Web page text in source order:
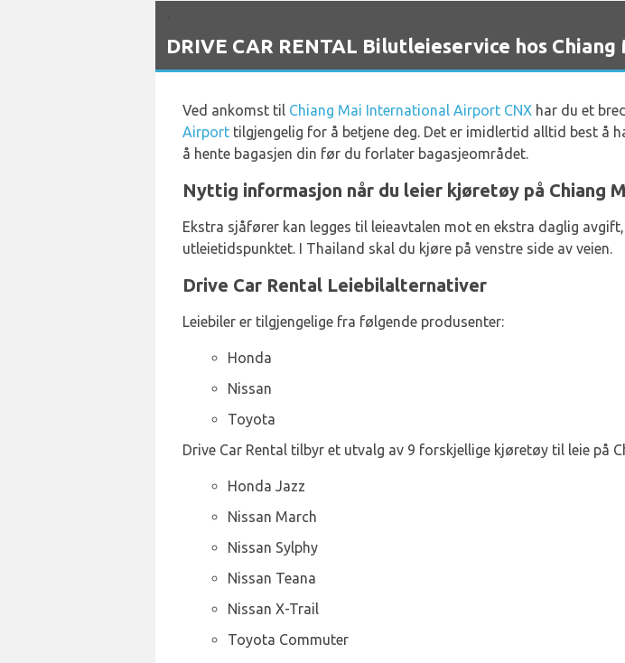
DRIVE CAR RENTAL Bilutleieservice hos
Ved ankomst til Chiang Mai International Airport CNX har du et
Airport tilgjengelig for å betjene deg. Det er imidlertid alltid best å
å hente bagasjen din før du forlater bagasjeområdet.
Nyttig informasjon når du leier kjøretøy på Chiang
Ekstra sjåfører kan legges til leieavtalen mot en ekstra daglig
utleietidspunktet. I Thailand skal du kjøre på venstre side av veien.
Drive Car Rental Leiebilalternativer
Leiebiler er tilgjengelige fra følgende produsenter:
Honda
Nissan
Toyota
Drive Car Rental tilbyr et utvalg av 9 forskjellige kjøretøy til leie på
Honda Jazz
Nissan March
Nissan Sylphy
Nissan Teana
Nissan X-Trail
Toyota Commuter